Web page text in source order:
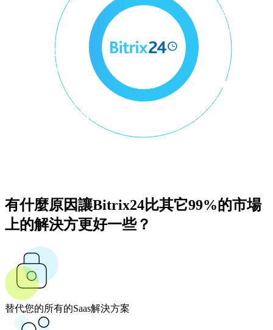
有什麼原因讓Bitrix24比其它99%的市場
上的解決方更好一些？
替代您的所有的Saas解決方案